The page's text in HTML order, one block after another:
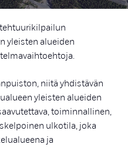
yleisten alueiden
niitä yhdistävän
yleisten alueiden
toiminnallinen,
ulkotila, joka
ja